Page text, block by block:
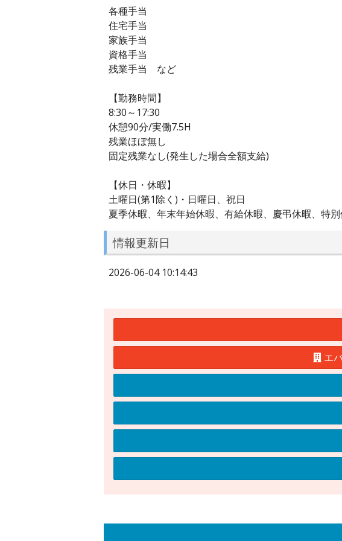
各種手当
住宅手当
家族手当
資格手当
残業手当 など
【勤務時間】
8:30～17:30
休憩90分/実働7.5H
残業ほぼ無し
固定残業なし(発生した場合全額支給)
【休日・休暇】
土曜日(第1除く)・日曜日、祝日
夏季休暇、年末年始休暇、有給休暇、慶弔休暇、特
情報更新日
2026-06-04 10:14:43
エ